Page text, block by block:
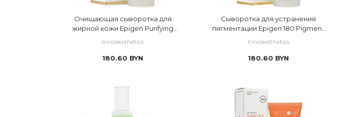
Очищающая сыворотка для
жирной кожи Epigen Purifying
Innoaesthetics
180.60 BYN
Сыворотка для устранения
пигментации Epigen 180 Pigment
Innoaesthetics
180.60 BYN